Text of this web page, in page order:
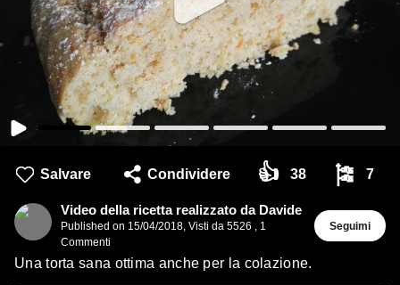
Salvare Condividere 👍 38 🎏 7
Video della ricetta realizzato da Davide
Published on 15/04/2018, Visti da 5526 , 1
Commenti
Seguimi
Una torta sana ottima anche per la colazione.